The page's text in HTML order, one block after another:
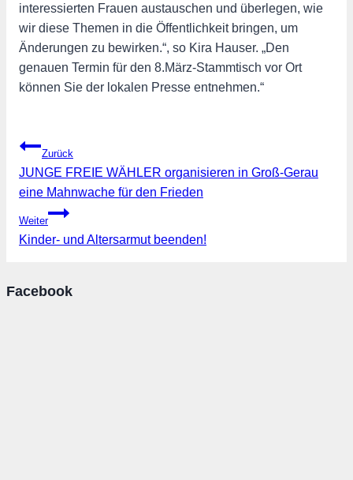
interessierten Frauen austauschen und überlegen, wie
wir diese Themen in die Öffentlichkeit bringen, um
Änderungen zu bewirken.“, so Kira Hauser. „Den
genauen Termin für den 8.März-Stammtisch vor Ort
können Sie der lokalen Presse entnehmen.“
Beitragsnavigation
Zurück
JUNGE FREIE WÄHLER organisieren in Groß-Gerau
eine Mahnwache für den Frieden
Weiter
Kinder- und Altersarmut beenden!
Facebook